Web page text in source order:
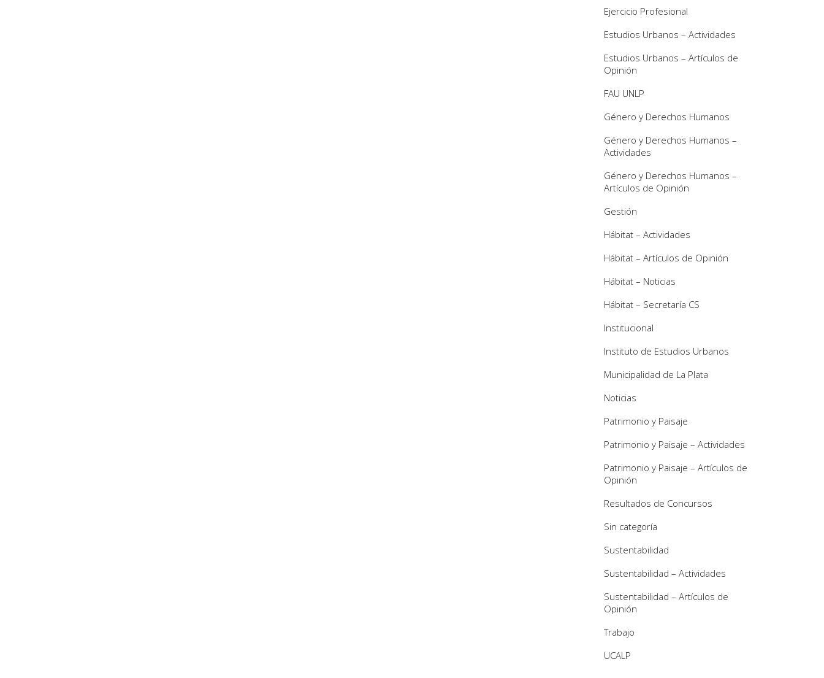
Ejercicio Profesional
Estudios Urbanos – Actividades
Estudios Urbanos – Artículos de
Opinión
FAU UNLP
Género y Derechos Humanos
Género y Derechos Humanos –
Actividades
Género y Derechos Humanos –
Artículos de Opinión
Gestión
Hábitat – Actividades
Hábitat – Artículos de Opinión
Hábitat – Noticias
Hábitat – Secretaría CS
Institucional
Instituto de Estudios Urbanos
Municipalidad de La Plata
Noticias
Patrimonio y Paisaje
Patrimonio y Paisaje – Actividades
Patrimonio y Paisaje – Artículos de
Opinión
Resultados de Concursos
Sin categoría
Sustentabilidad
Sustentabilidad – Actividades
Sustentabilidad – Artículos de
Opinión
Trabajo
UCALP